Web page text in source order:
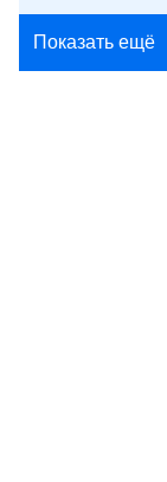
Показать ещё